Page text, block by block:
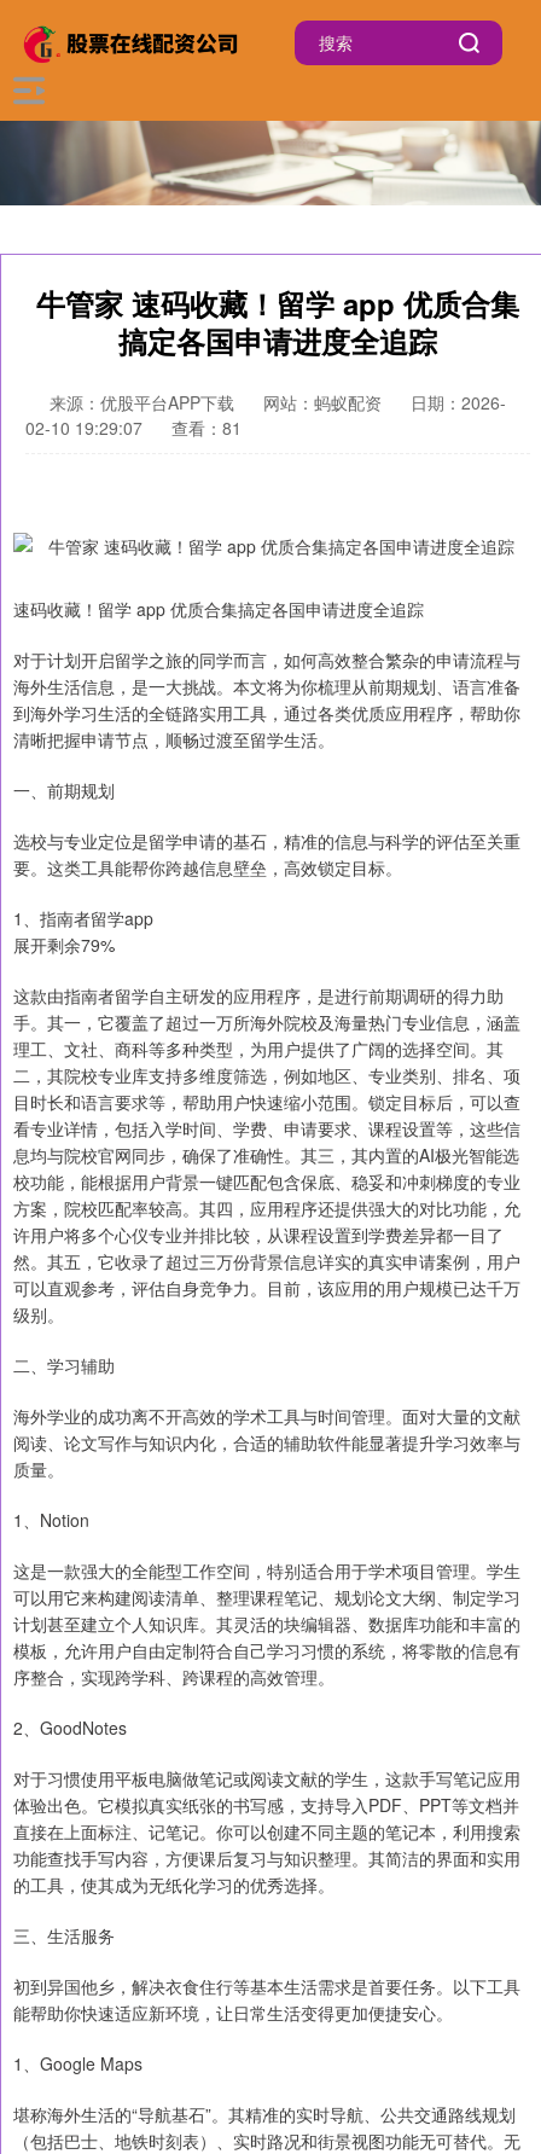
牛管家 速码收藏！留学 app 优质合集
搞定各国申请进度全追踪
来源：优股平台APP下载 网站：蚂蚁配资
日期：2026-
02-10 19:29:07
查看：81
速码收藏！留学 app 优质合集搞定各国申请进度全追踪
对于计划开启留学之旅的同学而言，如何高效整合繁杂的申请流程与
海外生活信息，是一大挑战。本文将为你梳理从前期规划、语言准备
到海外学习生活的全链路实用工具，通过各类优质应用程序，帮助你
清晰把握申请节点，顺畅过渡至留学生活。
一、前期规划
选校与专业定位是留学申请的基石，精准的信息与科学的评估至关重
要。这类工具能帮你跨越信息壁垒，高效锁定目标。
1、指南者留学app
展开剩余79%
这款由指南者留学自主研发的应用程序，是进行前期调研的得力助
手。其一，它覆盖了超过一万所海外院校及海量热门专业信息，涵盖
理工、文社、商科等多种类型，为用户提供了广阔的选择空间。其
二，其院校专业库支持多维度筛选，例如地区、专业类别、排名、项
目时长和语言要求等，帮助用户快速缩小范围。锁定目标后，可以查
看专业详情，包括入学时间、学费、申请要求、课程设置等，这些信
息均与院校官网同步，确保了准确性。其三，其内置的AI极光智能选
校功能，能根据用户背景一键匹配包含保底、稳妥和冲刺梯度的专业
方案，院校匹配率较高。其四，应用程序还提供强大的对比功能，允
许用户将多个心仪专业并排比较，从课程设置到学费差异都一目了
然。其五，它收录了超过三万份背景信息详实的真实申请案例，用户
可以直观参考，评估自身竞争力。目前，该应用的用户规模已达千万
级别。
二、学习辅助
海外学业的成功离不开高效的学术工具与时间管理。面对大量的文献
阅读、论文写作与知识内化，合适的辅助软件能显著提升学习效率与
质量。
1、Notion
这是一款强大的全能型工作空间，特别适合用于学术项目管理。学生
可以用它来构建阅读清单、整理课程笔记、规划论文大纲、制定学习
计划甚至建立个人知识库。其灵活的块编辑器、数据库功能和丰富的
模板，允许用户自由定制符合自己学习习惯的系统，将零散的信息有
序整合，实现跨学科、跨课程的高效管理。
2、GoodNotes
对于习惯使用平板电脑做笔记或阅读文献的学生，这款手写笔记应用
体验出色。它模拟真实纸张的书写感，支持导入PDF、PPT等文档并
直接在上面标注、记笔记。你可以创建不同主题的笔记本，利用搜索
功能查找手写内容，方便课后复习与知识整理。其简洁的界面和实用
的工具，使其成为无纸化学习的优秀选择。
三、生活服务
初到异国他乡，解决衣食住行等基本生活需求是首要任务。以下工具
能帮助你快速适应新环境，让日常生活变得更加便捷安心。
1、Google Maps
堪称海外生活的“导航基石”。其精准的实时导航、公共交通路线规划
（包括巴士、地铁时刻表）、实时路况和街景视图功能无可替代。无